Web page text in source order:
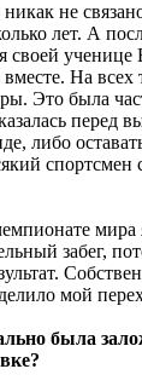
не
лет. А
своей
вместе. На
Это была
перед
либо
мира
забег,
мой
была